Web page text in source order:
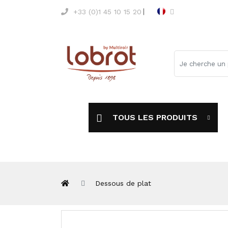
+33 (0)1 45 10 15 20
TOUS LES PRODUITS
Dessous de plat